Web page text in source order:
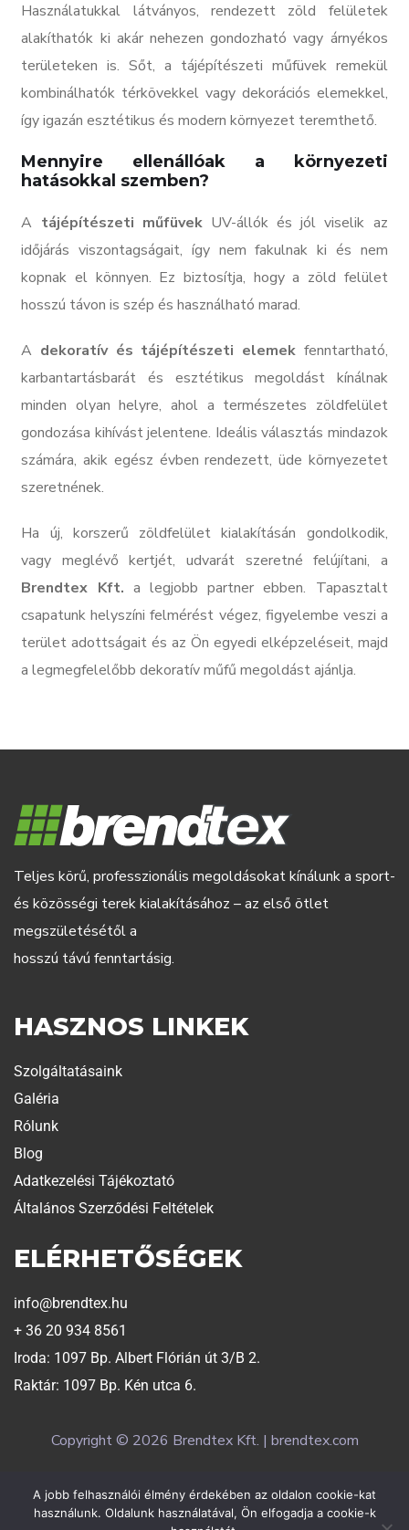
Használatukkal látványos, rendezett zöld felületek
alakíthatók ki akár nehezen gondozható vagy árnyékos
területeken is. Sőt, a tájépítészeti műfüvek remekül
kombinálhatók térkövekkel vagy dekorációs elemekkel,
így igazán esztétikus és modern környezet teremthető.
Mennyire ellenállóak a környezeti
hatásokkal szemben?
A tájépítészeti műfüvekUV-állók és jól viselik az
időjárás viszontagságait, így nem fakulnak ki és nem
kopnak el könnyen. Ez biztosítja, hogy a zöld felület
hosszú távon is szép és használható marad.
A dekoratív és tájépítészeti elemekfenntartható,
karbantartásbarát és esztétikus megoldást kínálnak
minden olyan helyre, ahol a természetes zöldfelület
gondozása kihívást jelentene. Ideális választás mindazok
számára, akik egész évben rendezett, üde környezetet
szeretnének.
Ha új, korszerű zöldfelület kialakításán gondolkodik,
vagy meglévő kertjét, udvarát szeretné felújítani, a
Brendtex Kft. a legjobb partner ebben. Tapasztalt
csapatunk helyszíni felmérést végez, figyelembe veszi a
terület adottságait és az Ön egyedi elképzeléseit, majd
a legmegfelelőbb dekoratív műfű megoldást ajánlja.
Teljes körű, professzionális megoldásokat kínálunk a sport-
és közösségi terek kialakításához – az első ötlet
megszületésétől a
hosszú távú fenntartásig.
HASZNOS LINKEK
Szolgáltatásaink
Galéria
Rólunk
Blog
Adatkezelési Tájékoztató
Általános Szerződési Feltételek
ELÉRHETŐSÉGEK
info@brendtex.hu
+ 36 20 934 8561
Iroda: 1097 Bp. Albert Flórián út 3/B 2.
Raktár: 1097 Bp. Kén utca 6.
Copyright © 2026 Brendtex Kft. | brendtex.com
Weboldalt készítette:Exaline
A jobb felhasználói élmény érdekében az oldalon cookie-kat
használunk. Oldalunk használatával, Ön elfogadja a cookie-k